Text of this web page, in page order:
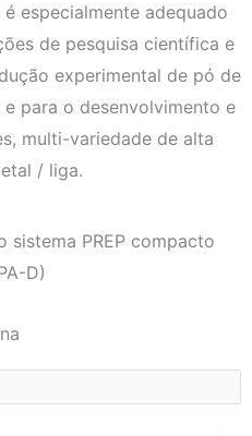
especialmente adequado
de pesquisa científica e
experimental de pó de
para o desenvolvimento e
multi-variedade de alta
/ liga.
sistema PREP compacto
D)